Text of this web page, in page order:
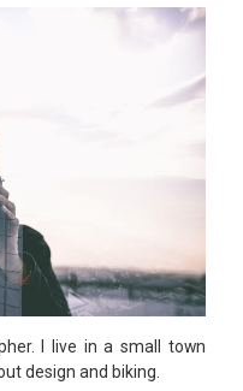
I live in a small town
design and biking.